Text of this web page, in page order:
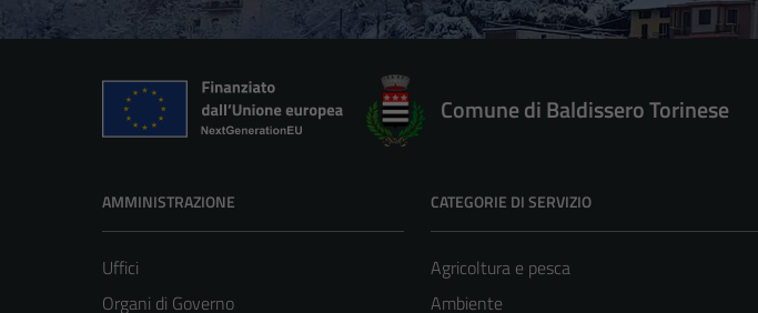
Comune di Baldissero Torinese
AMMINISTRAZIONE
Uffici
Organi di Governo
CATEGORIE DI SERVIZIO
Agricoltura e pesca
Ambiente